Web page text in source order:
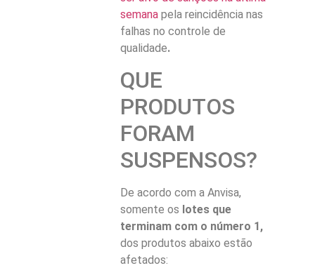
semanapela reincidência nas
falhas no controle de
qualidade.
QUE
PRODUTOS
FORAM
SUSPENSOS?
De acordo com a Anvisa,
somente os lotes que
terminam com o número 1,
dos produtos abaixo estão
afetados: